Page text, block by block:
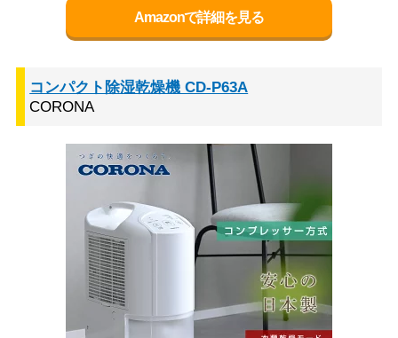
Amazonで詳細を見る
コンパクト除湿乾燥機 CD-P63A
CORONA